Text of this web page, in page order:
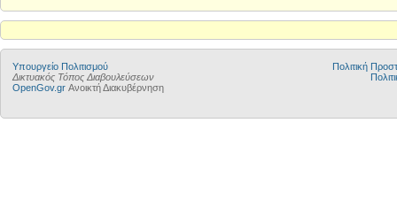
Υπουργείο Πολιτισμού
Δικτυακός Τόπος Διαβουλεύσεων
OpenGov.gr Ανοικτή Διακυβέρνηση
Πολιτική